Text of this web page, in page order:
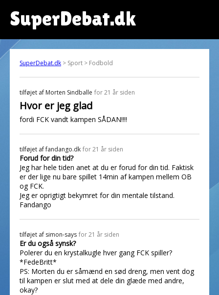
SuperDebat.dk
SuperDebat.dk > Sport > Fodbold
tilføjet af Morten Sindballe for 21 år siden
Hvor er jeg glad
fordi FCK vandt kampen SÅDAN!!!!
tilføjet affandango.dk for 21 år siden
Forud for din tid?
Jeg har hele tiden anet at du er forud for din tid. Faktisk
er der lige nu bare spillet 14min af kampen mellem OB
og FCK.
Jeg er oprigtigt bekymret for din mentale tilstand.
Fandango
tilføjet af simon-says for 21 år siden
Er du også synsk?
Polerer du en krystalkugle hver gang FCK spiller?
*FedeBritt*
PS: Morten du er såmænd en sød dreng, men vent dog
til kampen er slut med at dele din glæde med andre,
okay?